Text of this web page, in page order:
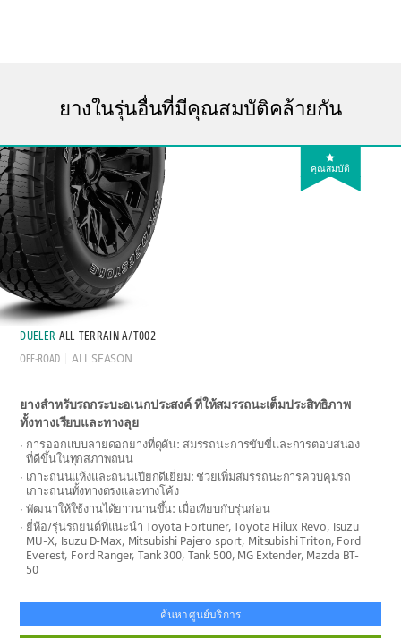
ยางในรุ่นอื่นที่มีคุณสมบัติคล้ายกัน
คุณสมบัติ
DUELER ALL-TERRAIN A/T002
OFF-ROAD ALL SEASON
ยางสำหรับรถกระบะอเนกประสงค์ ที่ให้สมรรถนะเต็มประสิทธิภาพ
ทั้งทางเรียบและทางลุย
การออกแบบลายดอกยางที่ดุดัน: สมรรถนะการขับขี่และการตอบสนอง
ที่ดีขึ้นในทุกสภาพถนน
เกาะถนนแห้งและถนนเปียกดีเยี่ยม: ช่วยเพิ่มสมรรถนะการควบคุมรถ
เกาะถนนทั้งทางตรงและทางโค้ง
พัฒนาให้ใช้งานได้ยาวนานขึ้น: เมื่อเทียบกับรุ่นก่อน
ยี่ห้อ/รุ่นรถยนต์ที่แนะนำ Toyota Fortuner, Toyota Hilux Revo, Isuzu
MU-X, Isuzu D-Max, Mitsubishi Pajero sport, Mitsubishi Triton, Ford
Everest, Ford Ranger, Tank 300, Tank 500, MG Extender, Mazda BT-
50
ค้นหาศูนย์บริการ